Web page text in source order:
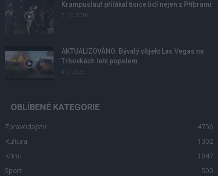
Krampuslauf přilákal tisíce lidí nejen z Příbrami
2. 12. 2016
AKTUALIZOVÁNO: Bývalý objekt Las Vegas na
Trhovkách lehl popelem
8. 7. 2023
OBLÍBENÉ KATEGORIE
Zpravodajství
4756
Kultura
1302
Krimi
1047
Sport
500